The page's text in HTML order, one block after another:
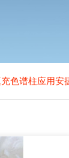
色谱柱应用安